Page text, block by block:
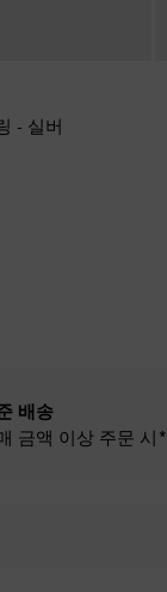
- 실버
배송
금액 이상 주문 시*